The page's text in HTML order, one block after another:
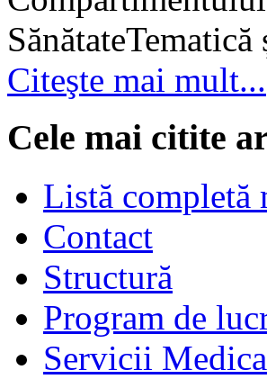
SănătateTematică
Citeşte mai mult...
Cele mai citite
Listă completă
Contact
Structură
Program de
Servicii